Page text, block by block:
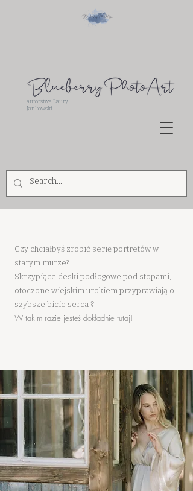
autorstwa Laury
Jankowski
Witam
Czy chciałbyś zrobić serię portretów w
starym murze?
Skrzypiące deski podłogowe pod stopami,
otoczone wiejskim urokiem przyprawiają o
szybsze bicie serca ?
W takim razie jesteś dokładnie tutaj!